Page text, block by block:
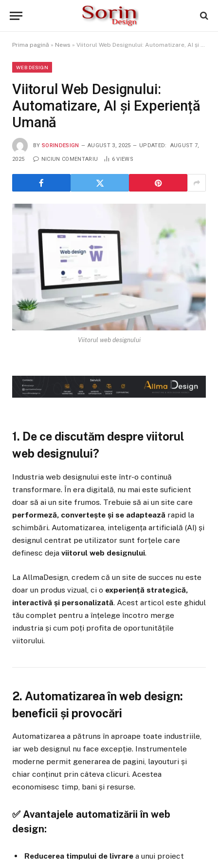
Prima pagină » News » Viitorul Web Designului: Automatizare, AI și Experiență Umană
WEB DESIGN
Viitorul Web Designului:
Automatizare, AI și Experiență
Umană
BY SORINDESIGN AUGUST 3, 2025 UPDATED: AUGUST 7,
2025 NICIUN COMENTARIU 6VIEWS
Viitorul web designului
1. De ce discutăm despre viitorul
web designului?
Industria web designului este într-o continuă
transformare. În era digitală, nu mai este suficient
doar să ai un site frumos. Trebuie să ai un site care
performeză, convertește și se adaptează rapid la
schimbări. Automatizarea, inteligența artificială (AI) și
designul centrat pe utilizator sunt forțele care
definesc deja viitorul web designului.
La AllmaDesign, credem că un site de succes nu este
doar un produs vizual, ci o experiență strategică,
interactivă și personalizată. Acest articol este ghidul
tău complet pentru a înțelege încotro merge
industria și cum poți profita de oportunitățile
viitorului.
2. Automatizarea în web design:
beneficii și provocări
Automatizarea a pătruns în aproape toate industriile,
iar web designul nu face excepție. Instrumentele
moderne permit generarea de pagini, layouturi și
chiar conținut prin câteva clicuri. Acestea
economisesc timp, bani și resurse.
✅ Avantajele automatizării în web
design:
Reducerea timpului de livrare a unui proiect